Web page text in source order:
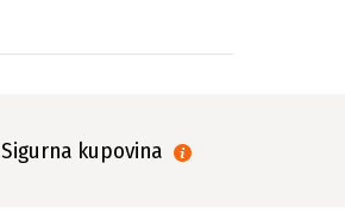
Sigurna kupovina